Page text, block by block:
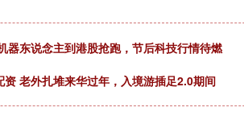
器东说念主到港股抢跑，节后科技行情待燃
老外扎堆来华过年，入境游插足2.0期间